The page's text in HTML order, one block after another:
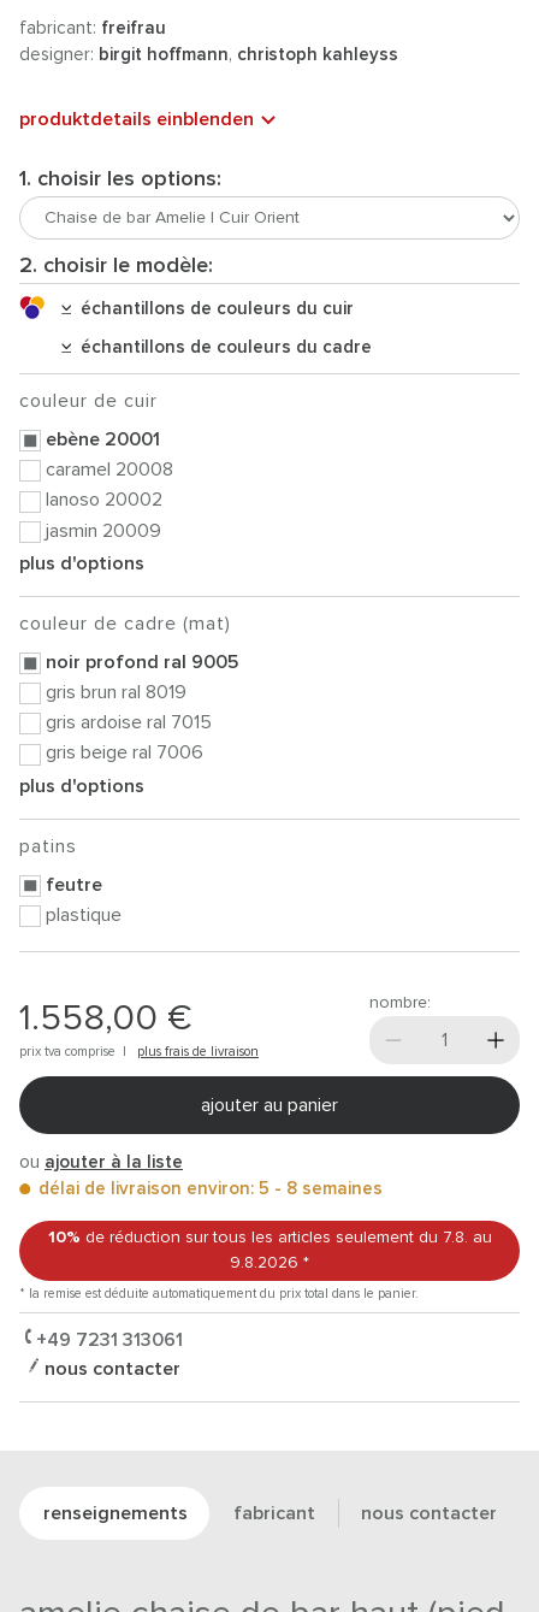
fabricant: freifrau
designer: birgit hoffmann, christoph kahleyss
produktdetails einblenden
1. choisir les options:
2. choisir le modèle:
échantillons de couleurs du cuir
échantillons de couleurs du cadre
couleur de cuir
ebène 20001
caramel 20008
lanoso 20002
jasmin 20009
plus d'options
couleur de cadre (mat)
noir profond ral 9005
gris brun ral 8019
gris ardoise ral 7015
gris beige ral 7006
plus d'options
patins
feutre
plastique
1.558,00 €
prix tva comprise | plus frais de livraison
nombre:
ajouter au panier
ou ajouter à la liste
délai de livraison environ: 5 - 8 semaines
10% de réduction sur tous les articles seulement du 7.8. au
9.8.2026 *
* la remise est déduite automatiquement du prix total dans le panier.
+49 7231 313061
nous contacter
renseignements fabricant nous contacter